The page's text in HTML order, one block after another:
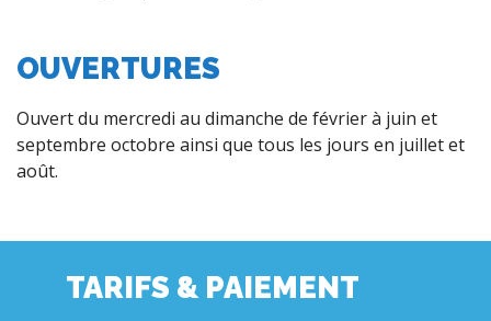
OUVERTURES
Ouvert du mercredi au dimanche de février à juin et
septembre octobre ainsi que tous les jours en juillet et
août.
TARIFS & PAIEMENT